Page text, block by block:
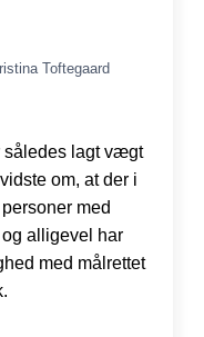
Toftegaard
således lagt vægt
om, at der i
med
alligevel har
med målrettet